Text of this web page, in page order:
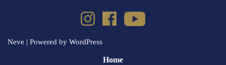
Neve | Powered by WordPress
Home